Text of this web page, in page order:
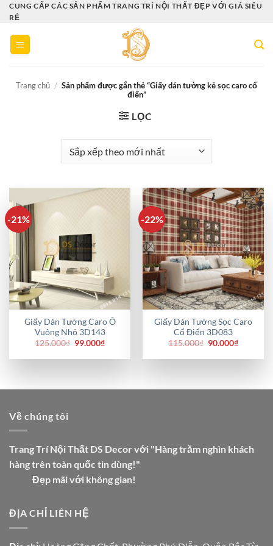
Bỏ
qua
nội
dung
CUNG CẤP CÁC SẢN PHẨM TRANG TRÍ NỘI THẤT ĐẸP VỚI GIÁ SIÊU
RẺ
Trang chủ / Sản phẩm được gắn thẻ “Giấy dán tường kẻ sọc caro cổ
điển”
LỌC
-21%
Giấy Dán Tường Caro Ô
Vuông Nhỏ 3D143
125.000₫ Giá
là:
99.000₫Giá
tại
-22%
Giấy Dán Tường Sọc Caro
Cổ Điển 3D083
115.000₫ Giá
là:
90.000₫Giá
tại
Về chúng tôi
Trang Trí Nội Thất DS Decor với "Hàng trăm nghìn khách
hàng trên toàn quốc tin dùng!"
Đẹp mãi với không gian!
ĐỊA CHỈ LIÊN HỆ